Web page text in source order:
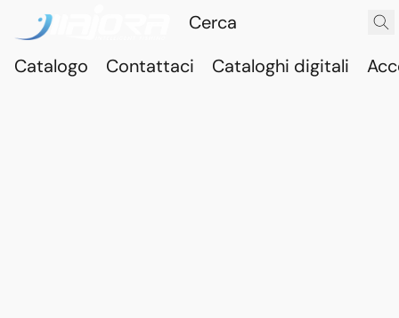
Catalogo Contattaci Cataloghi digitali